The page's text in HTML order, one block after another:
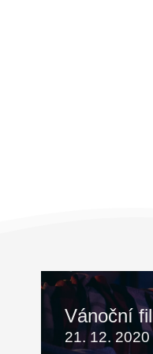
Vánoční
21. 12. 2020